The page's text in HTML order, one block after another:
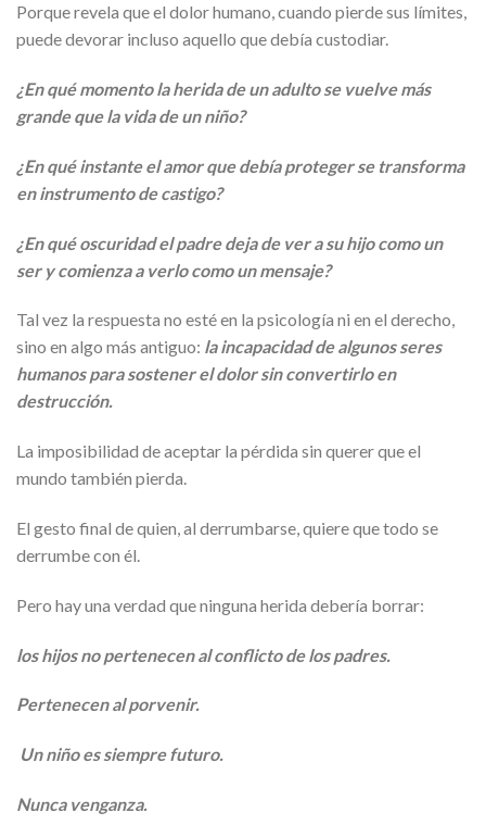
Porque revela que el dolor humano, cuando pierde sus límites,
puede devorar incluso aquello que debía custodiar.
¿En qué momento la herida de un adulto se vuelve más
grande que la vida de un niño?
¿En qué instante el amor que debía proteger se transforma
en instrumento de castigo?
¿En qué oscuridad el padre deja de ver a su hijo como un
ser y comienza a verlo como un mensaje?
Tal vez la respuesta no esté en la psicología ni en el derecho,
sino en algo más antiguo: la incapacidad de algunos seres
humanos para sostener el dolor sin convertirlo en
destrucción.
La imposibilidad de aceptar la pérdida sin querer que el
mundo también pierda.
El gesto final de quien, al derrumbarse, quiere que todo se
derrumbe con él.
Pero hay una verdad que ninguna herida debería borrar:
los hijos no pertenecen al conflicto de los padres.
Pertenecen al porvenir.
Un niño es siempre futuro.
Nunca venganza.